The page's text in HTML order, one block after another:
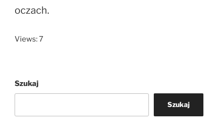
oczach.
Views: 7
Szukaj
Szukaj